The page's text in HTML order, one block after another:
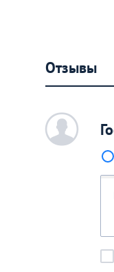
Отзывы
c